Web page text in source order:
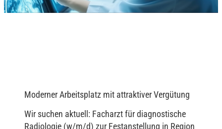
Moderner Arbeitsplatz mit attraktiver Vergütung
Wir suchen aktuell: Facharzt für diagnostische
Radiologie (w/m/d) zur Festanstellung in Region